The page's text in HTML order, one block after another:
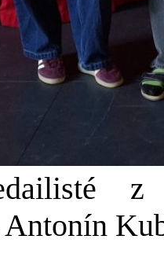
z
Antonín